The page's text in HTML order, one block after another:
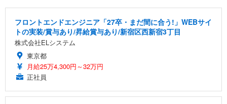
フロントエンドエンジニア「27卒・まだ間に合う!」WEBサイ
トの実装/賞与あり/昇給賞与あり/新宿区西新宿3丁目
株式会社ELシステム
東京都
月給25万4,300円～32万円
正社員